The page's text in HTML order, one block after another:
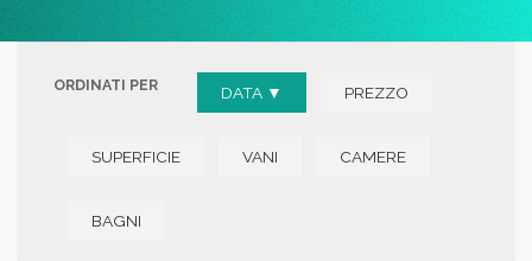
ORDINATI PER DATA ▼ PREZZO
SUPERFICIE VANI CAMERE
BAGNI